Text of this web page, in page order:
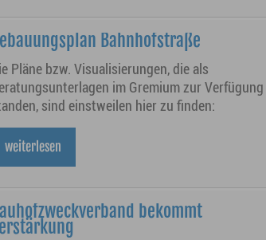
Bahnhofstraße
Pläne bzw. Visualisierungen, die als
im Gremium zur Verfügung
sind einstweilen hier zu finden:
weiterlesen
bekommt